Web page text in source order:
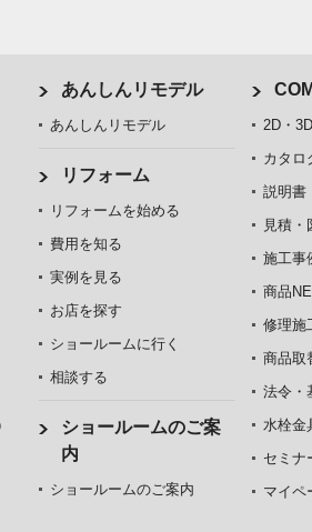
あんしんリモデル
あんしんリモデル
リフォーム
リフォームを始める
費用を知る
実例を見る
お店を探す
ショールームに行く
相談する
ショールームのご案
内
ショールームのご案内
2D・
カタロ
説明書
見積・
施工事
商品
修理施
商品取
法令・
水栓金
セミナ
マイペ